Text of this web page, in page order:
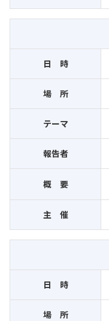
日 時
場 所
テーマ
報告者
概 要
主 催
日 時
場 所